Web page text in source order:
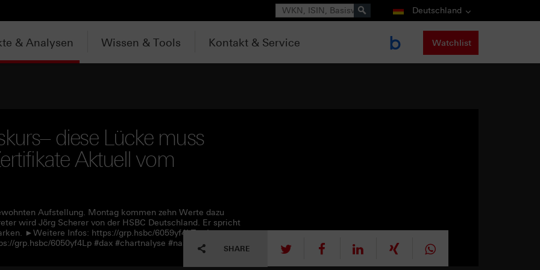
Suche Deutschland
& Analysen Wissen & Tools Kontakt & Service Watchlist
diese Lücke muss
Aktuell vom
Aufstellung. Montag kommen zehn Werte dazu
wird Jörg Scherer von der HSBC Deutschland. Er spricht
►Weitere Infos: https://grp.hsbc/6059yf4LT ►Lesen
grp.hsbc/6050yf4Lp #dax #chartnalyse #nasdaq
SHARE tweet mitteilen